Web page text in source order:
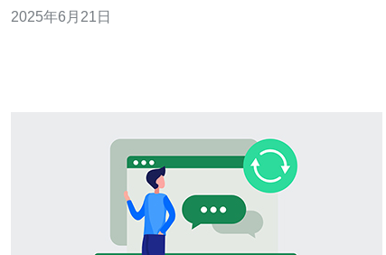
性以及价格等因素。以下是一些值得推荐的日本云服务器
2025年6月21日